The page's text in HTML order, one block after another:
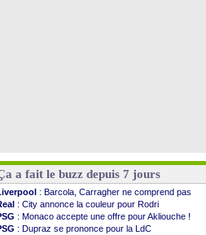
a fait le buzz depuis 7 jours
: Barcola, Carragher ne comprend pas
: City annonce la couleur pour Rodri
: Monaco accepte une offre pour Akliouche !
: Dupraz se prononce pour la LdC